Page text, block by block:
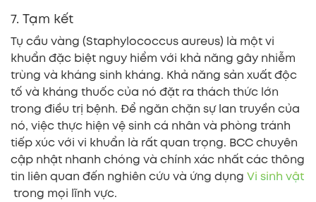
7. Tạm kết
Tụ cầu vàng (Staphylococcus aureus) là một vi
khuẩn đặc biệt nguy hiểm với khả năng gây nhiễm
trùng và kháng sinh kháng. Khả năng sản xuất độc
tố và kháng thuốc của nó đặt ra thách thức lớn
trong điều trị bệnh. Để ngăn chặn sự lan truyền của
nó, việc thực hiện vệ sinh cá nhân và phòng tránh
tiếp xúc với vi khuẩn là rất quan trọng. BCC chuyên
cập nhật nhanh chóng và chính xác nhất các thông
tin liên quan đến nghiên cứu và ứng dụng Vi sinh vật
trong mọi lĩnh vực.